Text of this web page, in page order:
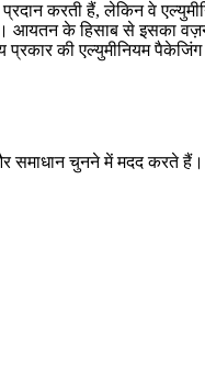
करती हैं, लेकिन वे
है। आयतन के हिसाब से
की एल्युमीनियम
समाधान चुनने में मदद करते हैं।